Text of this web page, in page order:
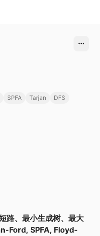
SPFA Tarjan
DFS
路、最小生成树、最大
Ford, SPFA, Floyd-